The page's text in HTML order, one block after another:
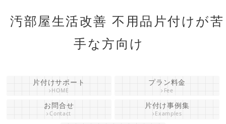
汚部屋生活改善 不用品片付けが苦
手な方向け
片付けサポート
HOME
プラン料金
Fee
お問合せ
Contact
片付け事例集
Examples